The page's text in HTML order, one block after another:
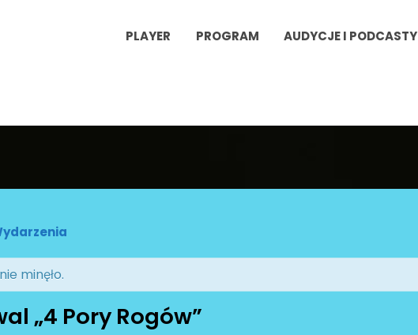
PLAYER PROGRAM AUDYCJE I PODCASTY
minęło.
„4 Pory Rogów”